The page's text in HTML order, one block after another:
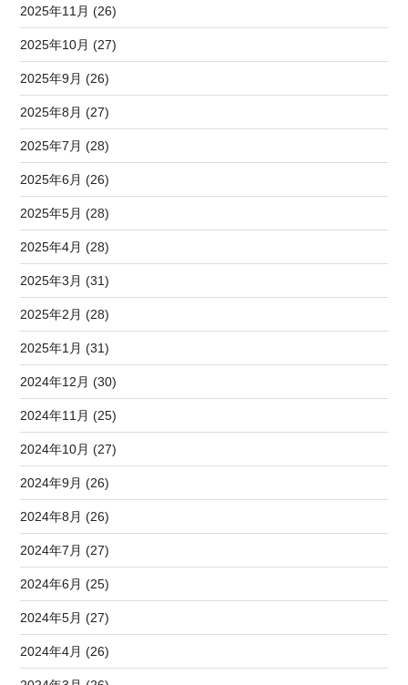
2025年11月 (26)
2025年10月 (27)
2025年9月 (26)
2025年8月 (27)
2025年7月 (28)
2025年6月 (26)
2025年5月 (28)
2025年4月 (28)
2025年3月 (31)
2025年2月 (28)
2025年1月 (31)
2024年12月 (30)
2024年11月 (25)
2024年10月 (27)
2024年9月 (26)
2024年8月 (26)
2024年7月 (27)
2024年6月 (25)
2024年5月 (27)
2024年4月 (26)